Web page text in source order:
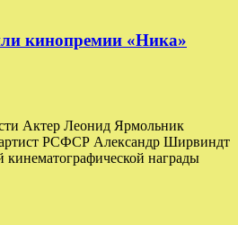
кинопремии «Ника»
Актер Леонид Ярмольник
артист РСФСР Александр Ширвиндт
кинематографической награды